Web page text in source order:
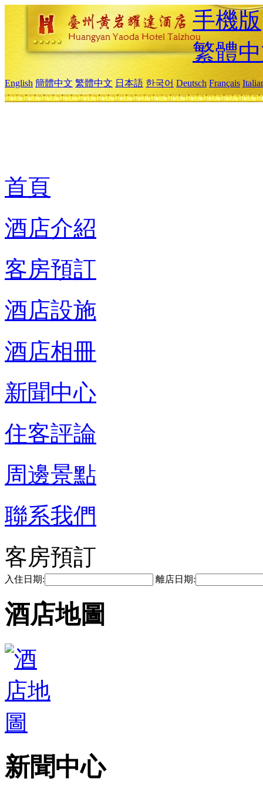
手機版
繁體
English 簡體中文 繁體中文 日本語 한국어 Deutsch Français
首頁
酒店介紹
客房預訂
酒店設施
酒店相冊
新聞中心
住客評論
周邊景點
聯系我們
客房預訂
入住日期: 離店日期:
酒店地圖
新聞中心